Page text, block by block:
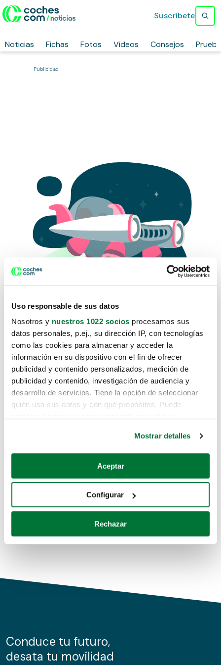
Uso responsable de sus datos
Nosotros y nuestros 1022 socios procesamos sus
datos personales, p.ej., su dirección IP, con tecnologías
como las cookies para almacenar y acceder la
información en su dispositivo con el fin de ofrecer
publicidad y contenido personalizados, medición de
publicidad y contenido, investigación de audiencia y
desarrollo de servicios. Tiene la opción de seleccionar
quién usa sus datos y con qué propósitos. Puede
Si lo permite, también quisiéramos:
Recopilar información sobre su ubicación geográfica
Identificar su dispositivo analizándolo activamente
para buscar características específicas (huellas
Obtenga más información sobre cómo se procesan sus
de cookies.
información sobre el uso que haga del sitio web con
nuestros partners de redes sociales, publicidad y análisis
Mostrar detalles
Aceptar
Configurar
Rechazar
Noticias Fichas Fotos Vídeos Consejos
Suscríbete
Publicidad
Lo sentimos, no sabemos como
te hemos traido hasta aquí.
Pero puedes encontrar el coche que estás
buscando en alguno de estos enlaces:
Coches de segunda mano
Coches de km0
Conduce tu futuro,
desata tu movilidad